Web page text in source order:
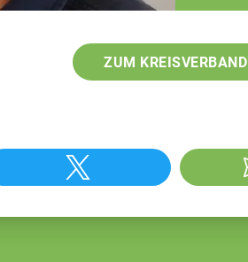
ZUM KREISVERBAND